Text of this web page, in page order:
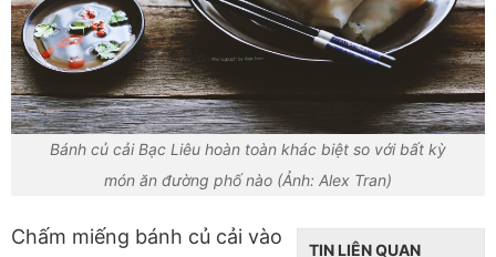
Bánh củ cải Bạc Liêu hoàn toàn khác biệt so với bất kỳ
món ăn đường phố nào (Ảnh: Alex Tran)
TIN LIÊN QUAN
Chấm miếng bánh củ cải vào